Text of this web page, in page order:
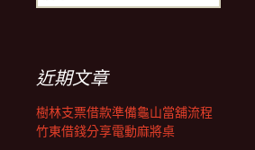
覽尋
近期文章
樹林支票借款準備龜山當舖流程
竹東借錢分享電動麻將桌